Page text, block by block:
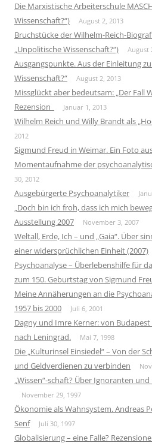
Die Marxistische Arbeiterschule
Wissenschaft?“)
August 2, 2013
Bruchstücke der Wilhelm-Reich-
„Unpolitische Wissenschaft?“)
August
Ausgangspunkte. Aus der Einleitung
Wissenschaft?“
August 2, 2013
Missglückt aber bedeutsam: „Der Fall
Rezension
Januar 1, 2013
Wilhelm Reich und Willy Brandt als
2012
Sigmund Freud in Weimar. Ein Foto
Momentaufnahme der
30, 2012
Ausgebürgerte Psychoanalytiker
„Doch bin ich froh, dass ich mich
Ausstellung 2007
November 3, 2007
Weltall, Erde, Ich – und „Gaia“. Über
einer widersprüchlichen Einheit (2007)
Psychoanalyse – Überlebenshilfe für
zum 150. Geburtstag von Sigmund
Meine Annäherungen an die
1957 bis 2000
Juli 6, 2001
Dagny und Imre Kerner: von
nach Leningrad.
Mai 7, 1998
Die „Kulturinsel Einsiedel“ – Von der
und Geldverdienen zu verbinden
„Wissen“-schaft? Über Ignoranten
November 29, 1997
Ökonomie als Wahnsystem. Andreas
Senf
Juli 30, 1997
Globalisierung – eine Falle?